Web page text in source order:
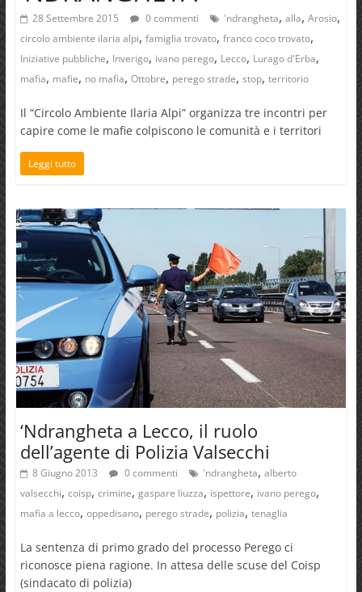
28 Settembre 2015 0 commenti 'ndrangheta, alla, Arosio,
circolo ambiente ilaria alpi, famiglia trovato, franco coco trovato,
Iniziative pubbliche, Inverigo, ivano perego, Lecco, Lurago d'Erba,
mafia, mafie, no mafia, Ottobre, perego strade, stop, territorio
Il “Circolo Ambiente Ilaria Alpi” organizza tre incontri per
capire come le mafie colpiscono le comunità e i territori
Leggi tutto
‘Ndrangheta a Lecco, il ruolo
dell’agente di Polizia Valsecchi
8 Giugno 2013 0 commenti 'ndrangheta, alberto
valsecchi, coisp, crimine, gaspare liuzza, ispettore, ivano perego,
mafia a lecco, oppedisano, perego strade, polizia, tenaglia
La sentenza di primo grado del processo Perego ci
riconosce piena ragione. In attesa delle scuse del Coisp
(sindacato di polizia)